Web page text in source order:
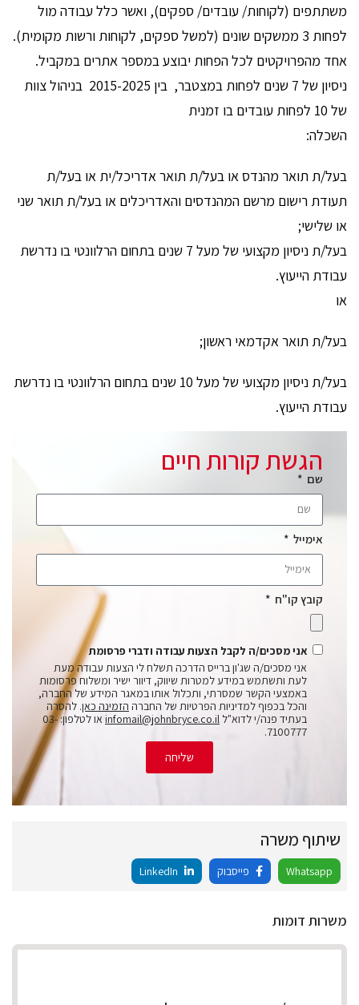
משתתפים (לקוחות/ עובדים/ ספקים), ואשר כלל עבודה מול
לפחות 3 ממשקים שונים (למשל ספקים, לקוחות ורשות מקומית).
אחד מהפרויקטים לכל הפחות יבוצע במספר אתרים במקביל.
ניסיון של 7 שנים לפחות במצטבר, בין 2015-2025 בניהול צוות
של 10 לפחות עובדים בו זמנית
השכלה:
בעל/ת תואר מהנדס או בעל/ת תואר אדריכל/ית או בעל/ת
תעודת רישום מרשם המהנדסים והאדריכלים או בעל/ת תואר שני
או שלישי;
בעל/ת ניסיון מקצועי של מעל 7 שנים בתחום הרלוונטי בו נדרשת
עבודת הייעוץ.
או
בעל/ת תואר אקדמאי ראשון;
בעל/ת ניסיון מקצועי של מעל 10 שנים בתחום הרלוונטי בו נדרשת
עבודת הייעוץ.
הגשת קורות חיים
שם
אימייל
קובץ קו"ח
אני מסכים/ה לקבל הצעות עבודה ודברי פרסומת
אני מסכים/ה שג'ון ברייס הדרכה תשלח לי הצעות עבודה מעת
לעת ותשתמש במידע למטרות שיווק, דיוור ישיר ומשלוח פרסומות
באמצעי הקשר שמסרתי, ותכלול אותו במאגר המידע של החברה,
והכל בכפוף למדיניות הפרטיות של החברה הזמינה כאן. להסרה
בעתיד פנה/י לדוא"ל infomail@johnbryce.co.il
או לטלפון: 03-
7100777.
שליחה
שיתוף משרה
Whatsapp פייסבוק
משרות דומות